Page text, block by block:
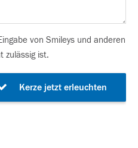
von Smileys und anderen
zulässig ist.
Kerze jetzt erleuchten